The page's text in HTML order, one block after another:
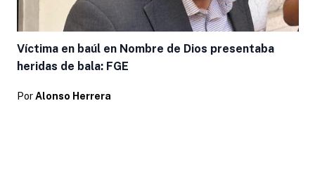
Víctima en baúl en Nombre de Dios presentaba
heridas de bala: FGE
Por Alonso Herrera